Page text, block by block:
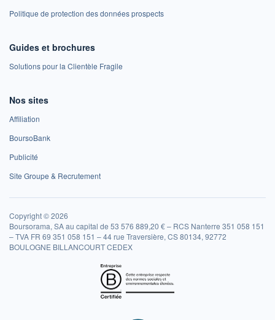
Politique de protection des données prospects
Guides et brochures
Solutions pour la Clientèle Fragile
Nos sites
Affiliation
BoursoBank
Publicité
Site Groupe & Recrutement
Copyright © 2026
Boursorama, SA au capital de 53 576 889,20 € – RCS Nanterre 351 058 151
– TVA FR 69 351 058 151 – 44 rue Traversière, CS 80134, 92772
BOULOGNE BILLANCOURT CEDEX